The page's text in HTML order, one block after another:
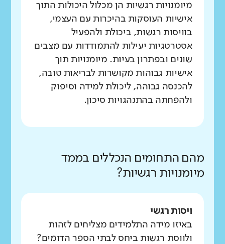
מיומנויות רגשיות הן מכלול היכולות התוך
אישיות העוסקות בהיכרות עם העצמי,
בוויסות רגשות, ביכולת ולהפעיל
אסטרטגיות יעילות להתמודדות עם מצבים
שונים ובפתרון בעיות. מיומנויות תוך
אישיות גבוהות מקושרות לבריאות טובה,
להכנסה גבוהה, ליכולת למידה וסיפוק
ולהפחתה בהתנהגויות סיכון.
מהם התחומים הנכללים בממד
מיומנויות רגשיות?
ויסות רגשי
באיזו מידה התלמידים מצליחים לזהות
ולווסת רגשות ביחס לבתי הספר הדומים?